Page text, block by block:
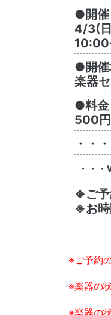
●開催
4/3(
●開催
楽器
●料金
500円
・・
・・・
※ご予
※お時
※ご予約
※楽器の
※楽器の